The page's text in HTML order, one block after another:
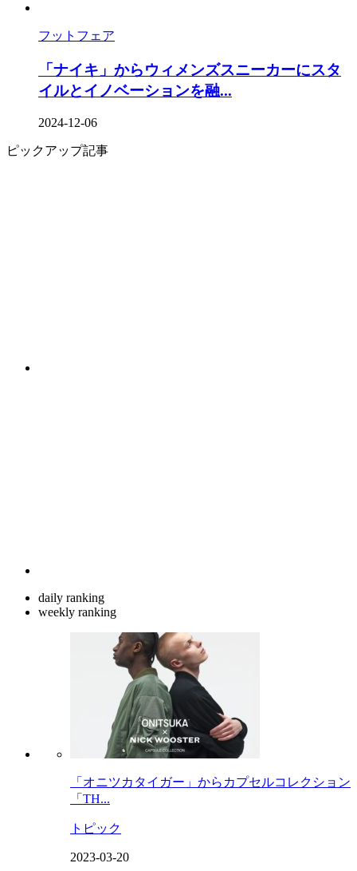
フットフェア
「ナイキ」からウィメンズスニーカーにスタ
イルとイノベーションを融...
2024-12-06
ピックアップ記事
daily ranking
weekly ranking
「オニツカタイガー」からカプセルコレクション
「TH...
トピック
2023-03-20